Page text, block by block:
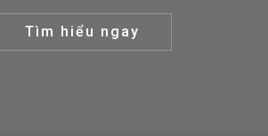
Tìm hiểu ngay